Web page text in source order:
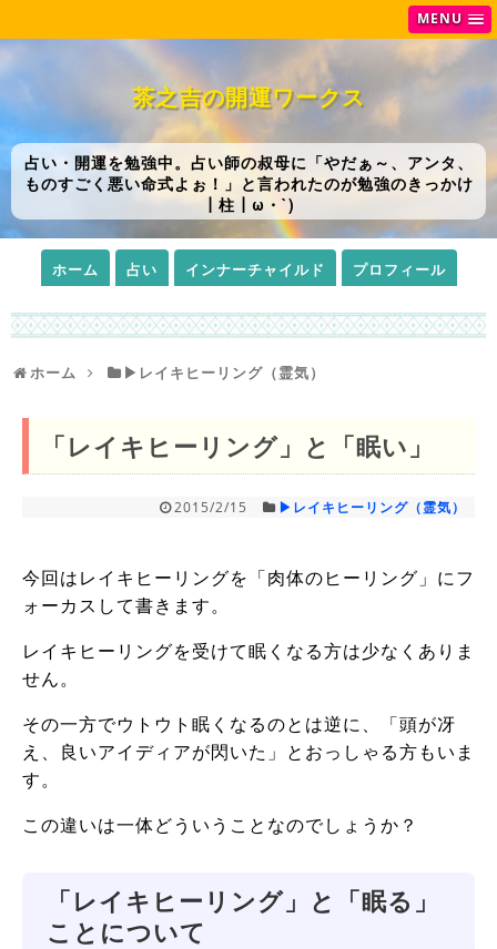
MENU
茶之吉の開運ワークス
占い・開運を勉強中。占い師の叔母に「やだぁ～、アンタ、
ものすごく悪い命式よぉ！」と言われたのが勉強のきっかけ
┃柱┃ω・`)
ホーム 占い インナーチャイルド プロフィール
ホーム ▶レイキヒーリング（霊気）
「レイキヒーリング」と「眠い」
2015/2/15 ▶レイキヒーリング（霊気）
今回はレイキヒーリングを「肉体のヒーリング」にフ
ォーカスして書きます。
レイキヒーリングを受けて眠くなる方は少なくありま
せん。
その一方でウトウト眠くなるのとは逆に、「頭が冴
え、良いアイディアが閃いた」とおっしゃる方もいま
す。
この違いは一体どういうことなのでしょうか？
「レイキヒーリング」と「眠る」
ことについて